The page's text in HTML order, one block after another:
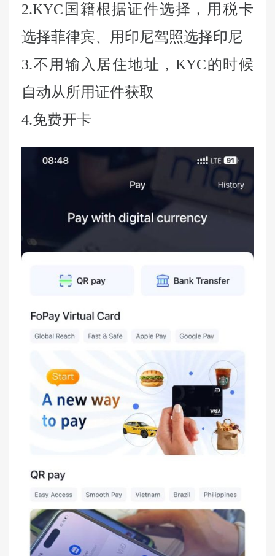
2.KYC国籍根据证件选择，用税卡
选择菲律宾、用印尼驾照选择印尼
3.不用输入居住地址，KYC的时候
自动从所用证件获取
4.免费开卡